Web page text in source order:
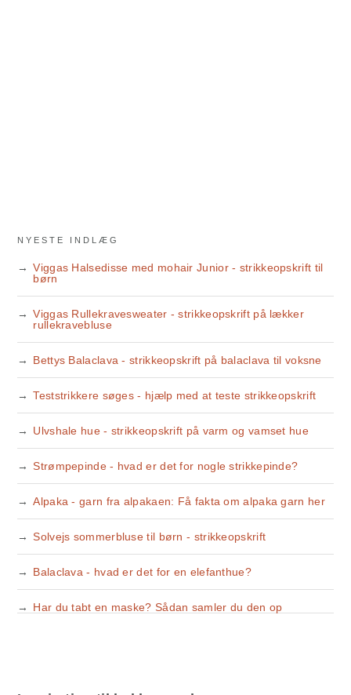
NYESTE INDLÆG
Viggas Halsedisse med mohair Junior - strikkeopskrift til
børn
Viggas Rullekravesweater - strikkeopskrift på lækker
rullekravebluse
Bettys Balaclava - strikkeopskrift på balaclava til voksne
Teststrikkere søges - hjælp med at teste strikkeopskrift
Ulvshale hue - strikkeopskrift på varm og vamset hue
Strømpepinde - hvad er det for nogle strikkepinde?
Alpaka - garn fra alpakaen: Få fakta om alpaka garn her
Solvejs sommerbluse til børn - strikkeopskrift
Balaclava - hvad er det for en elefanthue?
Har du tabt en maske? Sådan samler du den op